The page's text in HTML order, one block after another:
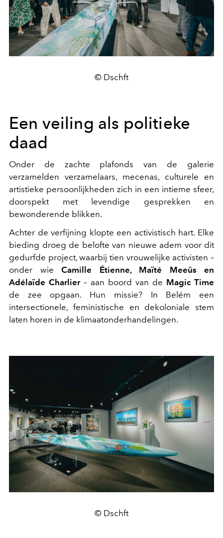
© Dschft
Een veiling als politieke
daad
Onder de zachte plafonds van de galerie
verzamelden verzamelaars, mecenas, culturele en
artistieke persoonlijkheden zich in een intieme sfeer,
doorspekt met levendige gesprekken en
bewonderende blikken.
Achter de verfijning klopte een activistisch hart. Elke
bieding droeg de belofte van nieuwe adem voor dit
gedurfde project, waarbij tien vrouwelijke activisten –
onder wie Camille Étienne, Maïté Meeûs en
Adélaïde Charlier– aan boord van de Magic Time
de zee opgaan. Hun missie? In Belém een
intersectionele, feministische en dekoloniale stem
laten horen in de klimaatonderhandelingen.
© Dschft